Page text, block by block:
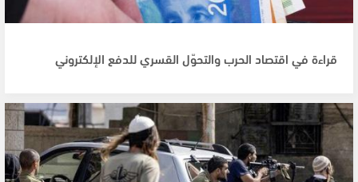
قراءة في اقتصاد الحرب والتحوّل القسري للدفع الإلكتروني